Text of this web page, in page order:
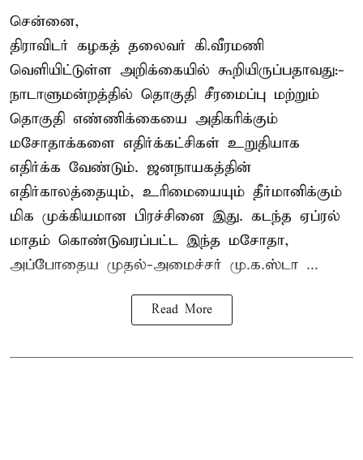
சென்னை,
திராவிடர் கழகத் தலைவர் கி.வீரமணி
வெளியிட்டுள்ள அறிக்கையில் கூறியிருப்பதாவது:-
நாடாளுமன்றத்தில் தொகுதி சீரமைப்பு மற்றும்
தொகுதி எண்ணிக்கையை அதிகரிக்கும்
மசோதாக்களை எதிர்க்கட்சிகள் உறுதியாக
எதிர்க்க வேண்டும். ஜனநாயகத்தின்
எதிர்காலத்தையும், உரிமையையும் தீர்மானிக்கும்
மிக முக்கியமான பிரச்சினை இது. கடந்த ஏப்ரல்
மாதம் கொண்டுவரப்பட்ட இந்த மசோதா,
அப்போதைய முதல்-அமைச்சர் மு.க.ஸ்டா ...
Read More